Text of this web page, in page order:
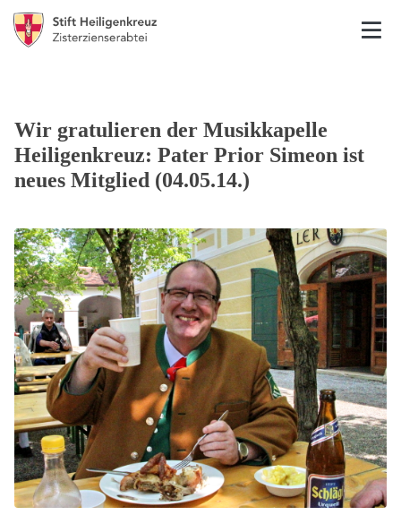
Wir gratulieren der Musikkapelle
Heiligenkreuz: Pater Prior Simeon ist
neues Mitglied (04.05.14.)